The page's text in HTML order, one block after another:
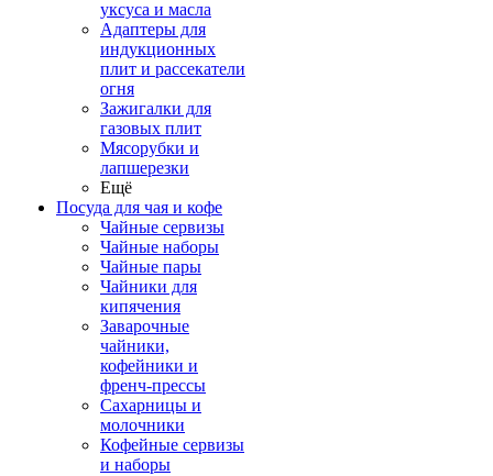
уксуса и масла
Адаптеры для
индукционных
плит и рассекатели
огня
Зажигалки для
газовых плит
Мясорубки и
лапшерезки
Ещё
Посуда для чая и кофе
Чайные сервизы
Чайные наборы
Чайные пары
Чайники для
кипячения
Заварочные
чайники,
кофейники и
френч-прессы
Сахарницы и
молочники
Кофейные сервизы
и наборы